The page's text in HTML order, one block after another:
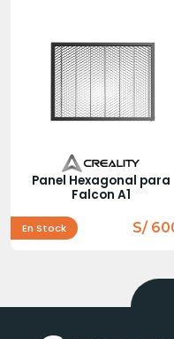
Panel Hexagonal para
Falcon A1
En Stock S/